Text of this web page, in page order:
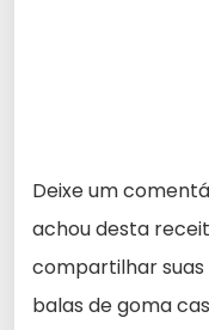
Deixe um
achou desta
compartilhar suas
balas de goma